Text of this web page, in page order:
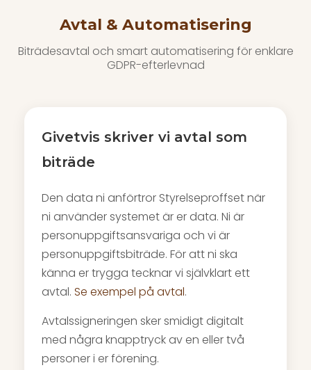
Avtal & Automatisering
Biträdesavtal och smart automatisering för enklare
GDPR-efterlevnad
Givetvis skriver vi avtal som
biträde
Den data ni anförtror Styrelseproffset när
ni använder systemet är er data. Ni är
personuppgiftsansvariga och vi är
personuppgiftsbiträde. För att ni ska
känna er trygga tecknar vi självklart ett
avtal. Se exempel på avtal.
Avtalssigneringen sker smidigt digitalt
med några knapptryck av en eller två
personer i er förening.